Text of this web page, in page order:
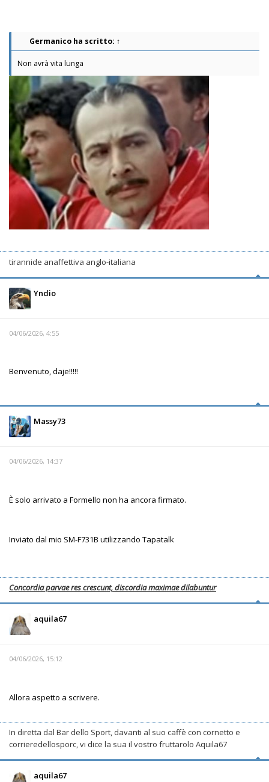
Germanico ha scritto: ↑
Non avrà vita lunga
tirannide anaffettiva anglo-italiana
Yndio
04/06/2026, 4:55
Benvenuto, daje!!!!!
Massy73
04/06/2026, 14:37
È solo arrivato a Formello non ha ancora firmato.
Inviato dal mio SM-F731B utilizzando Tapatalk
Concordia parvae res crescunt, discordia maximae dilabuntur
aquila67
04/06/2026, 15:12
Allora aspetto a scrivere.
In diretta dal Bar dello Sport, davanti al suo caffè con cornetto e
corrieredellosporc, vi dice la sua il vostro fruttarolo Aquila67
aquila67